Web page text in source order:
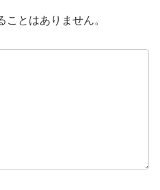
ことはありません。